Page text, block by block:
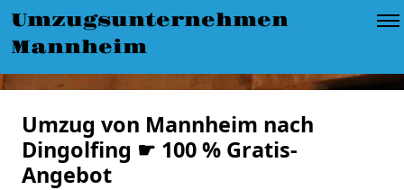
Umzugsunternehmen
Mannheim
Umzug von Mannheim nach
Dingolfing ☛ 100 % Gratis-
Angebot